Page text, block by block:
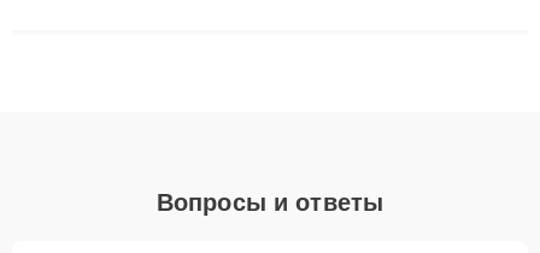
Вопросы и ответы